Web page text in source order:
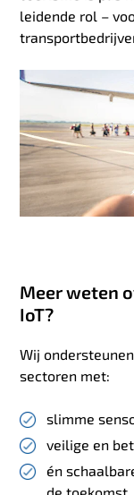
leidende rol –
Meer weten
IoT?
Wij
sectoren met:
slimme
veilige en
én
de toekomst.